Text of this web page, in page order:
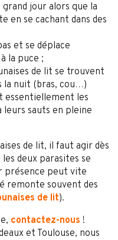
jour alors que la
en se cachant dans des
et se déplace
la puce ;
de lit se trouvent
la nuit (bras, cou…)
essentiellement les
leurs sauts en pleine
de lit, il faut agir dès
deux parasites se
présence peut vite
remonte souvent des
de lit).
contactez-nous !
et Toulouse, nous